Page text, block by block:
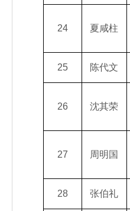
24 夏咸柱
25 陈代文
26 沈其荣
27 周明国
28 张伯礼